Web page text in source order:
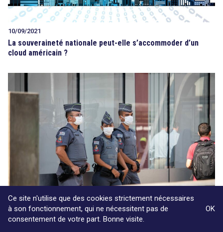
10/09/2021
La souveraineté nationale peut-elle s’accommoder d’un
cloud américain ?
19/01/2021
Ce site n'utilise que des cookies strictement nécessaires
à son fonctionnement, qui ne nécessitent pas de
consentement de votre part. Bonne visite.
OK